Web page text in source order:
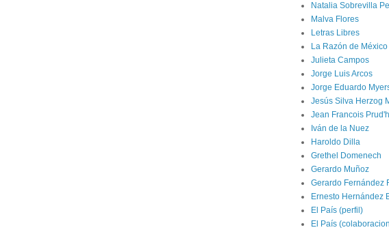
Natalia Sobrevilla
Malva Flores
Letras Libres
La Razón de México
Julieta Campos
Jorge Luis Arcos
Jorge Eduardo
Jesús Silva Herzog
Jean Francois
Iván de la Nuez
Haroldo Dilla
Grethel Domenech
Gerardo Muñoz
Gerardo Fernández
Ernesto Hernández
El País (perfil)
El País